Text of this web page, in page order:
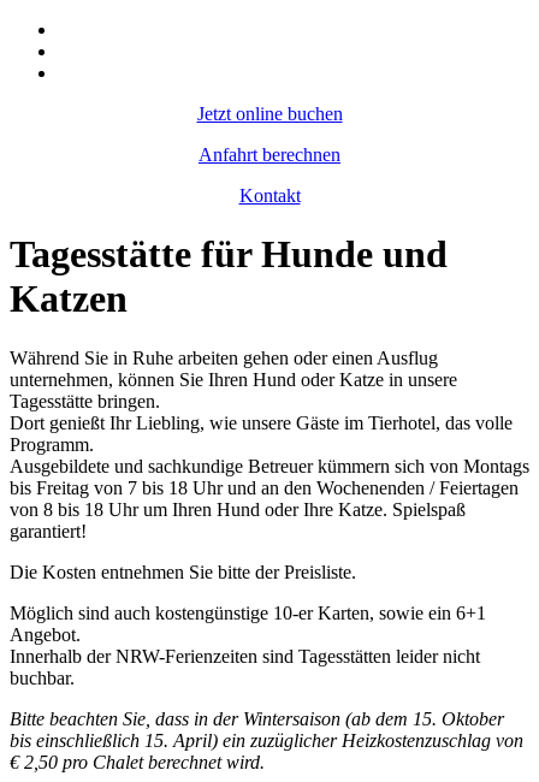
Jetzt online buchen
Anfahrt berechnen
Kontakt
Tagesstätte für Hunde und
Katzen
Während Sie in Ruhe arbeiten gehen oder einen Ausflug
unternehmen, können Sie Ihren Hund oder Katze in unsere
Tagesstätte bringen.
Dort genießt Ihr Liebling, wie unsere Gäste im Tierhotel, das volle
Programm.
Ausgebildete und sachkundige Betreuer kümmern sich von Montags
bis Freitag von 7 bis 18 Uhr und an den Wochenenden / Feiertagen
von 8 bis 18 Uhr um Ihren Hund oder Ihre Katze. Spielspaß
garantiert!
Die Kosten entnehmen Sie bitte der Preisliste.
Möglich sind auch kostengünstige 10-er Karten, sowie ein 6+1
Angebot.
Innerhalb der NRW-Ferienzeiten sind Tagesstätten leider nicht
buchbar.
Bitte beachten Sie, dass in der Wintersaison (ab dem 15. Oktober
bis einschließlich 15. April) ein zuzüglicher Heizkostenzuschlag von
€ 2,50 pro Chalet berechnet wird.